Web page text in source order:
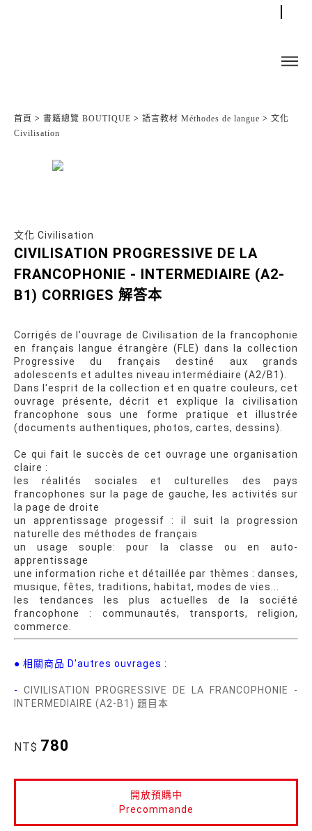
首頁 > 書籍總覽 BOUTIQUE > 語言教材 Méthodes de langue > 文化
Civilisation
文化 Civilisation
CIVILISATION PROGRESSIVE DE LA
FRANCOPHONIE - INTERMEDIAIRE (A2-
B1) CORRIGES 解答本
Corrigés de l'ouvrage de Civilisation de la francophonie
en français langue étrangère (FLE) dans la collection
Progressive du français destiné aux grands
adolescents et adultes niveau intermédiaire (A2/B1).
Dans l'esprit de la collection et en quatre couleurs, cet
ouvrage présente, décrit et explique la civilisation
francophone sous une forme pratique et illustrée
(documents authentiques, photos, cartes, dessins).
Ce qui fait le succès de cet ouvrage une organisation
claire :
les réalités sociales et culturelles des pays
francophones sur la page de gauche, les activités sur
la page de droite
un apprentissage progessif : il suit la progression
naturelle des méthodes de français
un usage souple: pour la classe ou en auto-
apprentissage
une information riche et détaillée par thèmes : danses,
musique, fêtes, traditions, habitat, modes de vies...
les tendances les plus actuelles de la société
francophone : communautés, transports, religion,
commerce.
● 相關商品 D'autres ouvrages :
- CIVILISATION PROGRESSIVE DE LA FRANCOPHONIE -
INTERMEDIAIRE (A2-B1) 題目本
NT$ 780
開放預購中
Precommande